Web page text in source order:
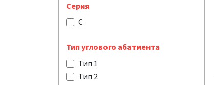
Серия
C
Тип углового абатмента
Тип 1
Тип 2